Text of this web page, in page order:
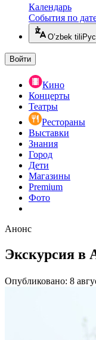
Календарь
События по
O’zbek tili
Войти
Кино
Концерты
Театры
Рестораны
Выставки
Знания
Город
Дети
Магазины
Premium
Фото
Анонс
Экскурсия в
Опубликовано: 8